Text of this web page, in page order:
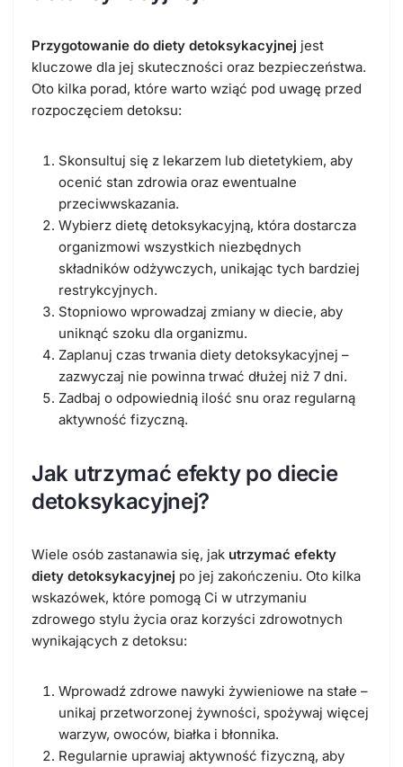
Przygotowanie do diety detoksykacyjnej jest
kluczowe dla jej skuteczności oraz bezpieczeństwa.
Oto kilka porad, które warto wziąć pod uwagę przed
rozpoczęciem detoksu:
Skonsultuj się z lekarzem lub dietetykiem, aby
ocenić stan zdrowia oraz ewentualne
przeciwwskazania.
Wybierz dietę detoksykacyjną, która dostarcza
organizmowi wszystkich niezbędnych
składników odżywczych, unikając tych bardziej
restrykcyjnych.
Stopniowo wprowadzaj zmiany w diecie, aby
uniknąć szoku dla organizmu.
Zaplanuj czas trwania diety detoksykacyjnej –
zazwyczaj nie powinna trwać dłużej niż 7 dni.
Zadbaj o odpowiednią ilość snu oraz regularną
aktywność fizyczną.
Jak utrzymać efekty po diecie
detoksykacyjnej?
Wiele osób zastanawia się, jak utrzymać efekty
diety detoksykacyjnej po jej zakończeniu. Oto kilka
wskazówek, które pomogą Ci w utrzymaniu
zdrowego stylu życia oraz korzyści zdrowotnych
wynikających z detoksu:
Wprowadź zdrowe nawyki żywieniowe na stałe –
unikaj przetworzonej żywności, spożywaj więcej
warzyw, owoców, białka i błonnika.
Regularnie uprawiaj aktywność fizyczną, aby